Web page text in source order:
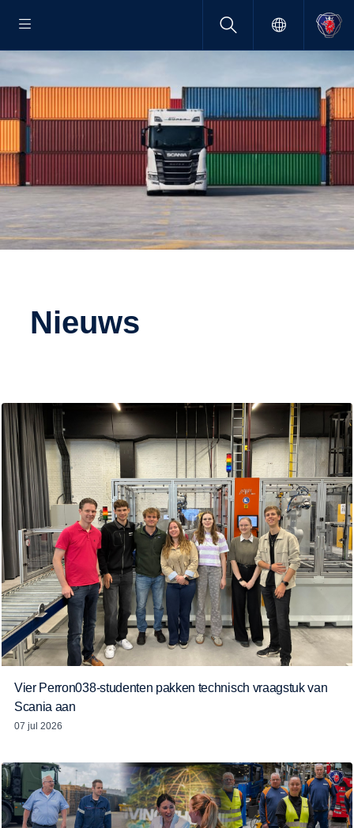
Nieuws
Vier Perron038-studenten pakken technisch vraagstuk van
Scania aan
07 jul 2026